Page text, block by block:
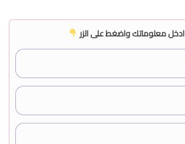
ادخل معلوماتك واضغط على الزر